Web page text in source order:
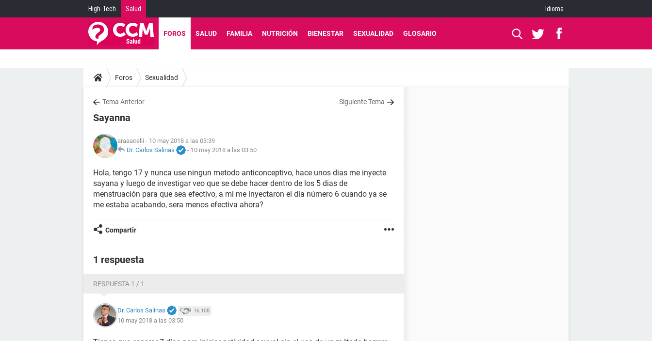
High-Tech Salud Idioma
FOROS SALUD FAMILIA NUTRICIÓN BIENESTAR SEXUALIDAD GLOSARIO
Foros Sexualidad
Tema Anterior Siguiente Tema
Sayanna
araaacelli - 10 may 2018 a las 03:39
Dr. Carlos Salinas
- 10 may 2018 a las 03:50
Hola, tengo 17 y nunca use ningun metodo anticonceptivo, hace unos dias me inyecte
sayana y luego de investigar veo que se debe hacer dentro de los 5 dias de
menstruación para que sea efectivo, a mi me inyectaron el dia número 6 cuando ya se
me estaba acabando, sera menos efectiva ahora?
Compartir
1 respuesta
RESPUESTA 1 / 1
Dr. Carlos Salinas 16.108
10 may 2018 a las 03:50